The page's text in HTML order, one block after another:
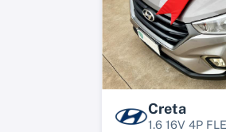
Creta
1.6 16V 4P